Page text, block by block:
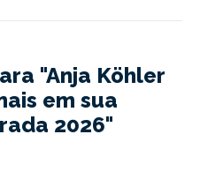
"Anja Köhler
em sua
2026"